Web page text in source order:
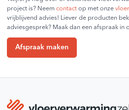
project is? Neemcontact op met onze
vrijblijvend advies! Liever de producten
adviesgesprek? Maak dan een afspraak in
Afspraak maken